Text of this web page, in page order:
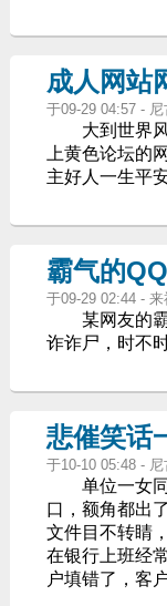
成人网站
于09-29 04:57 -
大到世界风
上黄色论坛的
主好人一生平
霸气的
于09-29 02:44 -
某网友的霸
诈诈尸，时不
悲催笑话
于10-10 05:48 -
单位一女同
口，额角都出
文件目不转睛
在银行上班经
户填错了，客